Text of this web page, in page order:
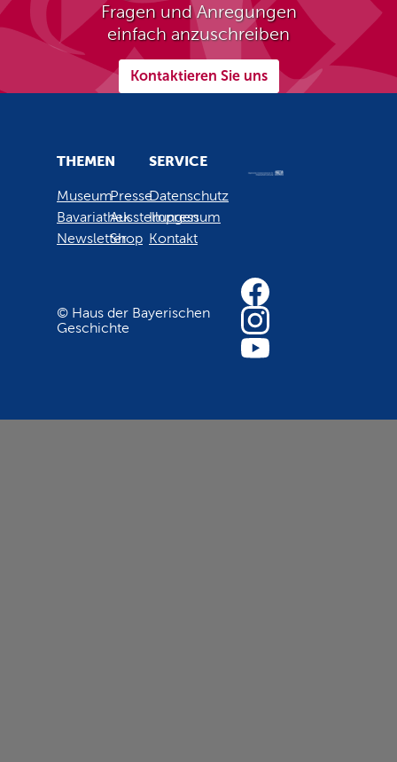
Fragen und Anregungen
einfach anzuschreiben
Kontaktieren Sie uns
THEMEN
Museum
Bavariathek
Newsletter
Presse
Ausstellungen
Shop
SERVICE
Datenschutz
Impressum
Kontakt
© Haus der Bayerischen
Geschichte